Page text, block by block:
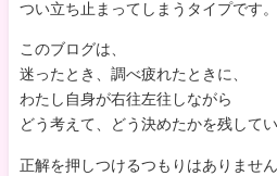
つい立ち止まってしまうタイプです。
このブログは、
迷ったとき、調べ疲れたときに、
わたし自身が右往左往しながら
どう考えて、どう決めたかを残して
正解を押しつけるつもりはありません